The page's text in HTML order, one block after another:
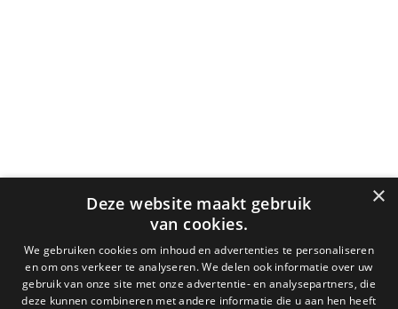
×
Deze website maakt gebruik
van cookies.
We gebruiken cookies om inhoud en advertenties te personaliseren
en om ons verkeer te analyseren. We delen ook informatie over uw
gebruik van onze site met onze advertentie- en analysepartners, die
deze kunnen combineren met andere informatie die u aan hen heeft